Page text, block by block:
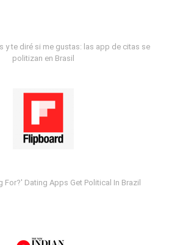
y te diré si me gustas: las app de citas se
politizan en Brasil
For?' Dating Apps Get Political In Brazil